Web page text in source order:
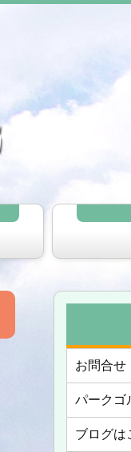
お問合せ
パークゴ
ブログは